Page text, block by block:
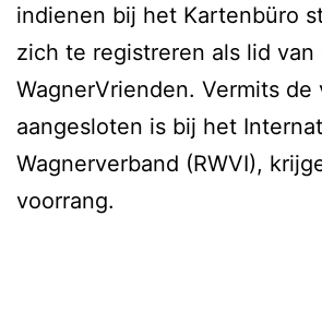
indienen bij het Kartenbüro
zich te registreren als lid van
WagnerVrienden. Vermits de
aangesloten is bij het
Wagnerverband (RWVI),
voorrang.